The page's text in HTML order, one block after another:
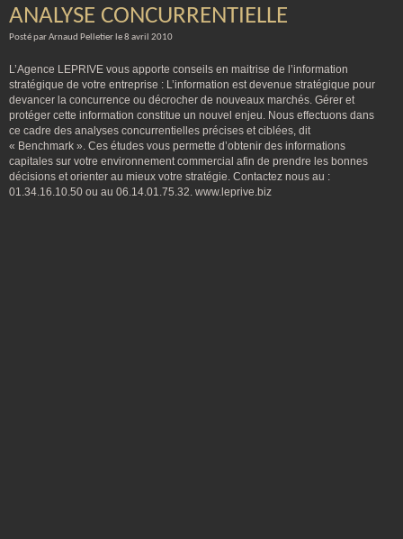
ANALYSE CONCURRENTIELLE
Posté par Arnaud Pelletier le 8 avril 2010
L’Agence LEPRIVE vous apporte conseils en maitrise de l’information
stratégique de votre entreprise : L’information est devenue stratégique pour
devancer la concurrence ou décrocher de nouveaux marchés. Gérer et
protéger cette information constitue un nouvel enjeu. Nous effectuons dans
ce cadre des analyses concurrentielles précises et ciblées, dit
« Benchmark ». Ces études vous permette d’obtenir des informations
capitales sur votre environnement commercial afin de prendre les bonnes
décisions et orienter au mieux votre stratégie. Contactez nous au :
01.34.16.10.50 ou au 06.14.01.75.32. www.leprive.biz